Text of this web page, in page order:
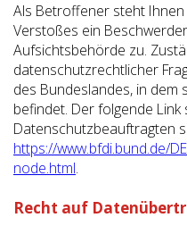
Als Betroffener steht
Verstoßes ein
Aufsichtsbehörde zu.
datenschutzrechtlicher
des Bundeslandes, in
befindet. Der folgende
Datenschutzbeauftragten
https://www.bfdi.bund.de/
node.html.
Recht auf